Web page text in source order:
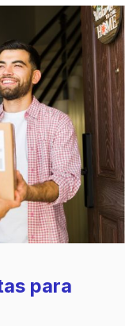
para